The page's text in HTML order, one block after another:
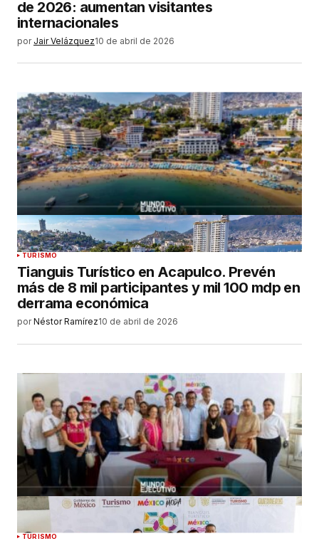
de 2026: aumentan visitantes
internacionales
por Jair Velázquez10 de abril de 2026
TURISMO
Tianguis Turístico en Acapulco. Prevén
más de 8 mil participantes y mil 100 mdp en
derrama económica
por Néstor Ramírez10 de abril de 2026
TURISMO